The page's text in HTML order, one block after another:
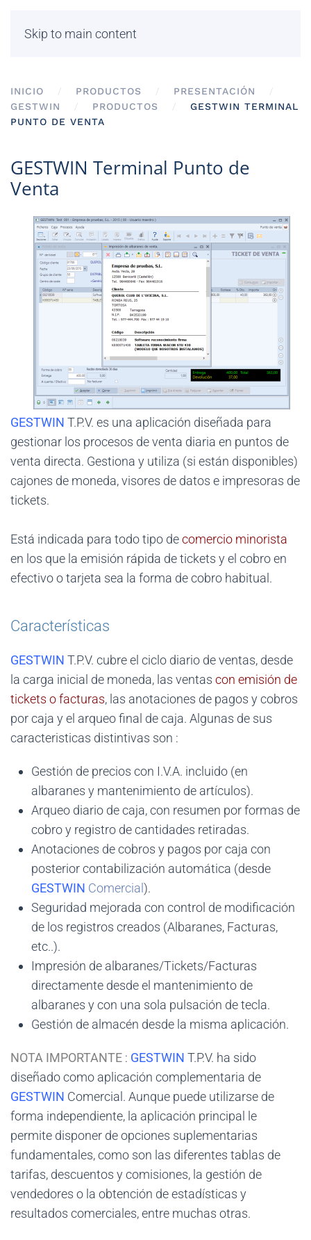
Skip to main content
INICIO PRODUCTOS
PRESENTACIÓN
GESTWIN
PRODUCTOS
GESTWIN TERMINAL
PUNTO DE VENTA
GESTWIN Terminal Punto de
Venta
GESTWIN T.P.V. es una aplicación diseñada para
gestionar los procesos de venta diaria en puntos de
venta directa. Gestiona y utiliza (si están disponibles)
cajones de moneda, visores de datos e impresoras de
tickets.
Está indicada para todo tipo decomercio minorista
en los que la emisión rápida de tickets y el cobro en
efectivo o tarjeta sea la forma de cobro habitual.
Características
GESTWIN T.P.V. cubre el ciclo diario de ventas, desde
la carga inicial de moneda, las ventas con emisión de
tickets o facturas, las anotaciones de pagos y cobros
por caja y el arqueo final de caja. Algunas de sus
caracteristicas distintivas son :
Gestión de precios con I.V.A. incluido (en
albaranes y mantenimiento de artículos).
Arqueo diario de caja, con resumen por formas de
cobro y registro de cantidades retiradas.
Anotaciones de cobros y pagos por caja con
posterior contabilización automática (desde
GESTWIN Comercial ).
Seguridad mejorada con control de modificación
de los registros creados (Albaranes, Facturas,
etc..).
Impresión de albaranes/Tickets/Facturas
directamente desde el mantenimiento de
albaranes y con una sola pulsación de tecla.
Gestión de almacén desde la misma aplicación.
NOTA IMPORTANTE : GESTWIN T.P.V. ha sido
diseñado como aplicación complementaria de
GESTWIN Comercial. Aunque puede utilizarse de
forma independiente, la aplicación principal le
permite disponer de opciones suplementarias
fundamentales, como son las diferentes tablas de
tarifas, descuentos y comisiones, la gestión de
vendedores o la obtención de estadísticas y
resultados comerciales, entre muchas otras.